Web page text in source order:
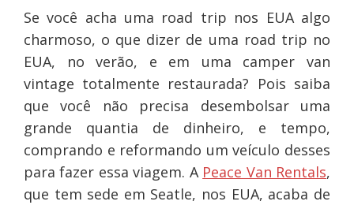
Se você acha uma road trip nos EUA algo
charmoso, o que dizer de uma road trip no
EUA, no verão, e em uma camper van
vintage totalmente restaurada? Pois saiba
que você não precisa desembolsar uma
grande quantia de dinheiro, e tempo,
comprando e reformando um veículo desses
para fazer essa viagem. A Peace Van Rentals,
que tem sede em Seatle, nos EUA, acaba de